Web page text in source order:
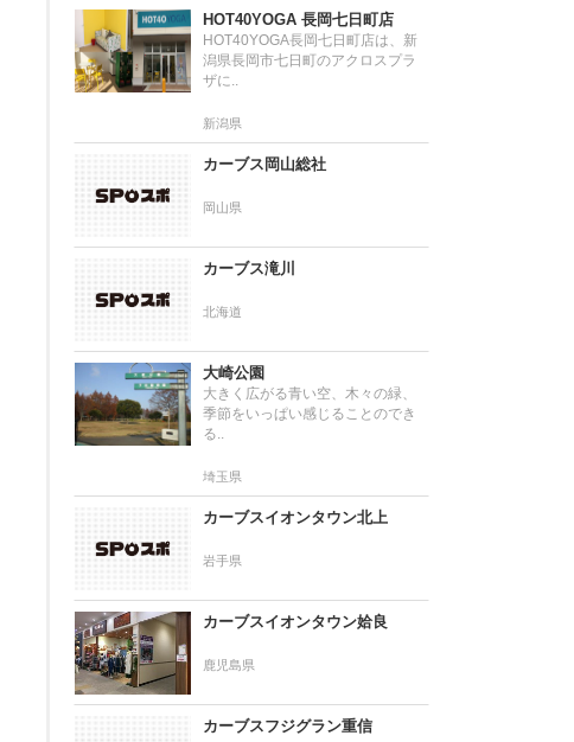
HOT40YOGA 長岡七日町店
HOT40YOGA長岡七日町店は、新
潟県長岡市七日町のアクロスプラ
ザに..
新潟県
カーブス岡山総社
岡山県
カーブス滝川
北海道
大崎公園
大きく広がる青い空、木々の緑、
季節をいっぱい感じることのでき
る..
埼玉県
カーブスイオンタウン北上
岩手県
カーブスイオンタウン姶良
鹿児島県
カーブスフジグラン重信